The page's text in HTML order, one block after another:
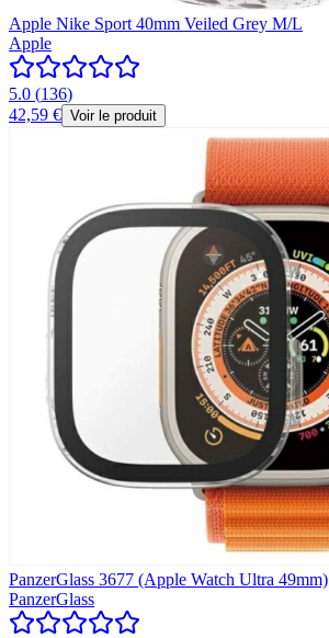
Apple Nike Sport 40mm Veiled Grey M/L
Apple
5.0 (136)
42,59 € Voir le produit
PanzerGlass 3677 (Apple Watch Ultra 49mm)
PanzerGlass